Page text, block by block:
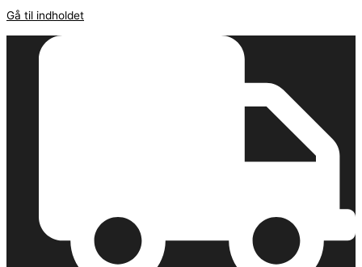
Gå til indholdet